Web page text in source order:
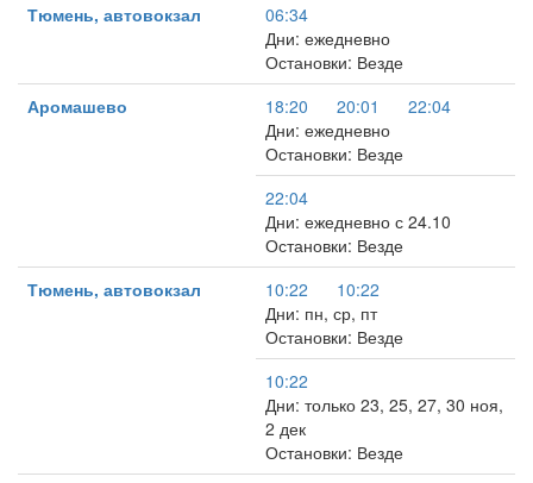
Тюмень, автовокзал
06:34
Дни: ежедневно
Остановки: Везде
Аромашево
18:20 20:01
22:04
Дни: ежедневно
Остановки: Везде
22:04
Дни: ежедневно с 24.10
Остановки: Везде
Тюмень, автовокзал
10:22
10:22
Дни: пн, ср, пт
Остановки: Везде
10:22
Дни: только 23, 25, 27, 30 ноя,
2 дек
Остановки: Везде